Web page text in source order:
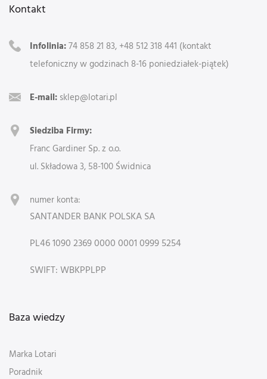
Kontakt
Infolinia:74 858 21 83, +48 512 318 441 (kontakt
telefoniczny w godzinach 8-16 poniedziałek-piątek)
E-mail: sklep@lotari.pl
Siedziba Firmy:
Franc Gardiner Sp. z o.o.
ul. Składowa 3, 58-100 Świdnica
numer konta:
SANTANDER BANK POLSKA SA
PL46 1090 2369 0000 0001 0999 5254
SWIFT: WBKPPLPP
Baza wiedzy
Marka Lotari
Poradnik